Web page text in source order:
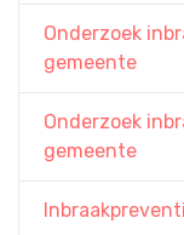
Onderzoek
gemeente
Onderzoek
gemeente